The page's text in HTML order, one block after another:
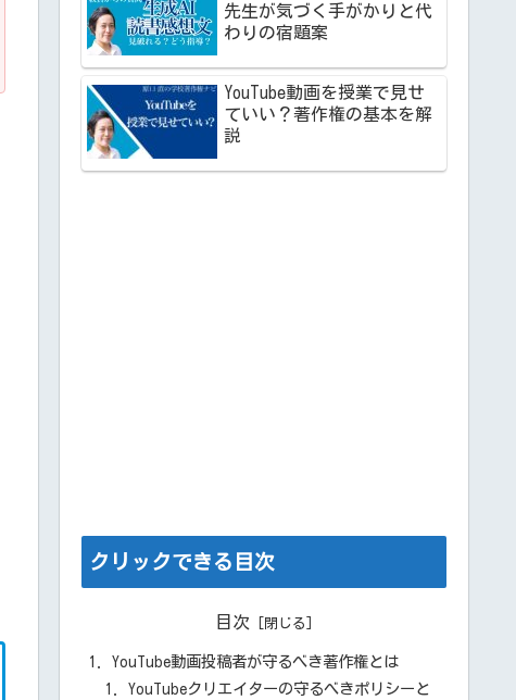
先生が気づく手がかりと代
わりの宿題案
YouTube動画を授業で見せ
ていい？著作権の基本を解
説
クリックできる目次
目次
YouTube動画投稿者が守るべき著作権とは
YouTubeクリエイターの守るべきポリシーと